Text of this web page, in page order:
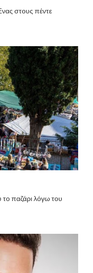
στους πέντε
παζάρι λόγω του